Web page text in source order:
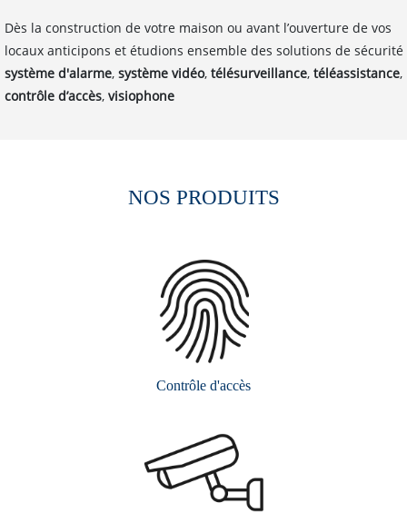
Dès la construction de votre maison ou avant l’ouverture de vos
locaux anticipons et étudions ensemble des solutions de sécurité
système d'alarme, système vidéo, télésurveillance, téléassistance,
contrôle d’accès, visiophone
NOS PRODUITS
Contrôle d'accès